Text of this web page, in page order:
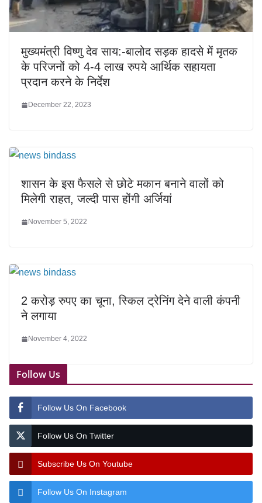
मुख्यमंत्री विष्णु देव साय:-बालोद सड़क हादसे में मृतक
के परिजनों को 4-4 लाख रुपये आर्थिक सहायता
प्रदान करने के निर्देश
December 22, 2023
शासन के इस फैसले से छोटे मकान बनाने वालों को
मिलेगी राहत, जल्दी पास होंगी अर्जियां
November 5, 2022
2 करोड़ रुपए का चूना, स्किल ट्रेनिंग देने वाली कंपनी
ने लगाया
November 4, 2022
Follow Us
Follow Us On Facebook
Follow Us On Twitter
Subscribe Us On Youtube
Follow Us On Instagram